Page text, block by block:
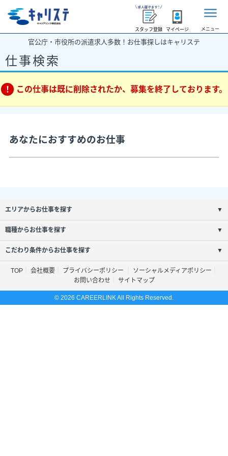
スタッフ登録 マイページ メニュー
官公庁・市役所の派遣求人多数！お仕事探しはキャリステ
仕事検索
この仕事は既に削除されたか、募集を終了しております。
あなたにおすすめのお仕事
エリアからお仕事を探す ▼
職種からお仕事を探す ▼
こだわり条件からお仕事を探す ▼
TOP 会社概要 プライバシーポリシー
ソーシャルメディアポリシー
お問い合わせ
サイトマップ
© 2026 CAREERLINK All Rights Reserved.